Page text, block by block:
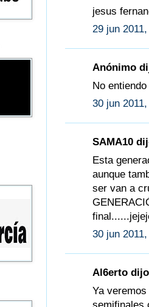
jesus
29 jun
Anónimo
No
30 jun
SAMA10
Esta
aunque
ser van a
30 jun
Al6erto
Ya
semifinales